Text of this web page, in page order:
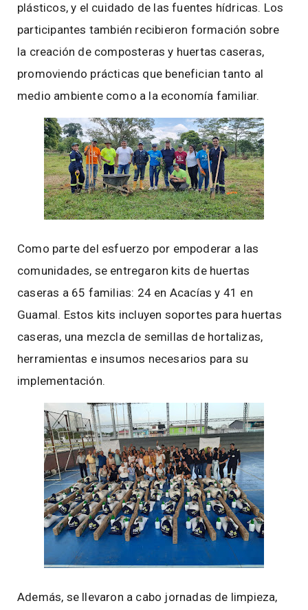
plásticos, y el cuidado de las fuentes hídricas. Los
participantes también recibieron formación sobre
la creación de composteras y huertas caseras,
promoviendo prácticas que benefician tanto al
medio ambiente como a la economía familiar.
Como parte del esfuerzo por empoderar a las
comunidades, se entregaron kits de huertas
caseras a 65 familias: 24 en Acacías y 41 en
Guamal. Estos kits incluyen soportes para huertas
caseras, una mezcla de semillas de hortalizas,
herramientas e insumos necesarios para su
implementación.
Además, se llevaron a cabo jornadas de limpieza,